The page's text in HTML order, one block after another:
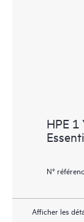
HPE 1
N°
Afficher les